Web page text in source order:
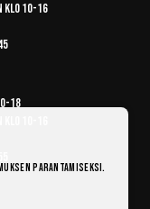
klo 10-16
18
parantamiseksi.